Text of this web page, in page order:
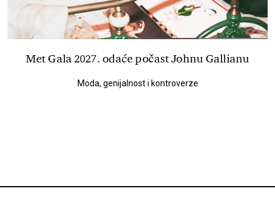
Met Gala 2027. odaće počast Johnu Gallianu
Moda, genijalnost i kontroverze